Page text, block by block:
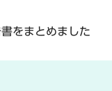
をまとめました